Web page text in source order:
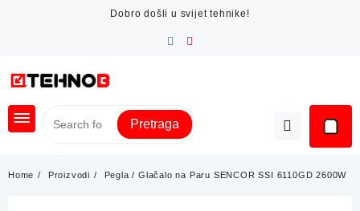
Dobro došli u svijet tehnike!
Pretraga
Home Proizvodi Pegla / Glačalo na Paru SENCOR SSI 6110GD 2600W